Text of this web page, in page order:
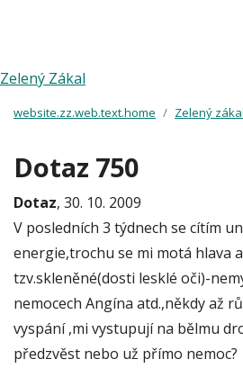
Zelený Zákal
website.zz.web.text.home Zelený zákal
Dotaz 750
Dotaz, 30. 10. 2009
V posledních 3 týdnech se cítím
energie,trochu se mi motá hlava
tzv.skleněné(dosti lesklé oči)-
nemocech Angína atd.,někdy až
vyspání ,mi vystupují na bělmu
předzvěst nebo už přímo nemoc?